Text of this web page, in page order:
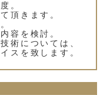
。
頂きます。
容を検討。
術については、
スを致します。